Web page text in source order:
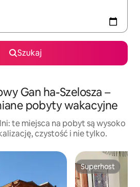
Szukaj
Gan ha-Szelosza –
pobyty wakacyjne
te miejsca na pobyt są wysoko
czystość i nie tylko.
Superhost
Superhost